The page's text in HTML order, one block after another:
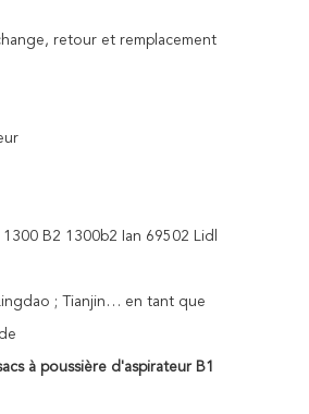
retour et remplacement
1300 B2 1300b2 Ian 69502 Lidl
; Tianjin… en tant que
à poussière d'aspirateur B1